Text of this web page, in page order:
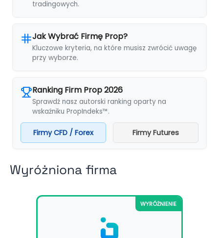
tradingowych.
Jak Wybrać Firmę Prop?
Kluczowe kryteria, na które musisz zwrócić uwagę
przy wyborze.
Ranking Firm Prop 2026
Sprawdź nasz autorski ranking oparty na
wskaźniku PropIndeks™.
Firmy CFD / Forex Firmy Futures
Wyróżniona firma
WYRÓŻNIENIE